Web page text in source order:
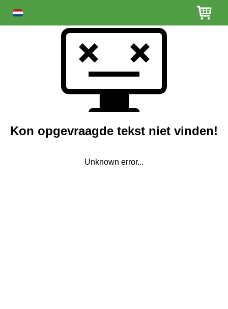
Kon opgevraagde tekst niet vinden!
Unknown error...